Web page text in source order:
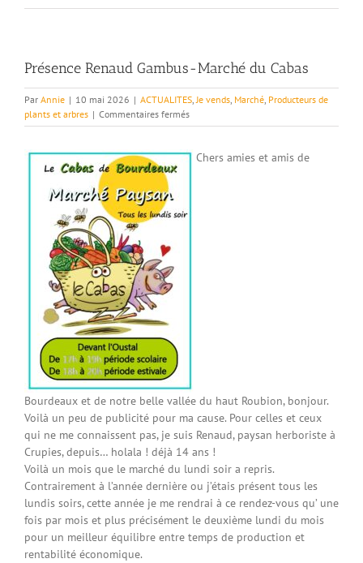
Présence Renaud Gambus-Marché du Cabas
Par Annie | 10 mai 2026 | ACTUALITES,Je vends, Marché, Producteurs de
plants et arbres | Commentaires ferméssur
Présence
Gambus-
Chers amies et amis de
Bourdeaux et de notre belle vallée du haut Roubion, bonjour.
Voilà un peu de publicité pour ma cause. Pour celles et ceux
qui ne me connaissent pas, je suis Renaud, paysan herboriste à
Crupies, depuis… holala ! déjà 14 ans !
Voilà un mois que le marché du lundi soir a repris.
Contrairement à l’année dernière ou j’étais présent tous les
lundis soirs, cette année je me rendrai à ce rendez-vous qu’ une
fois par mois et plus précisément le deuxième lundi du mois
pour un meilleur équilibre entre temps de production et
rentabilité économique.